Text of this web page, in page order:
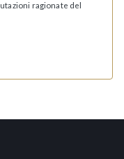
ragionate del